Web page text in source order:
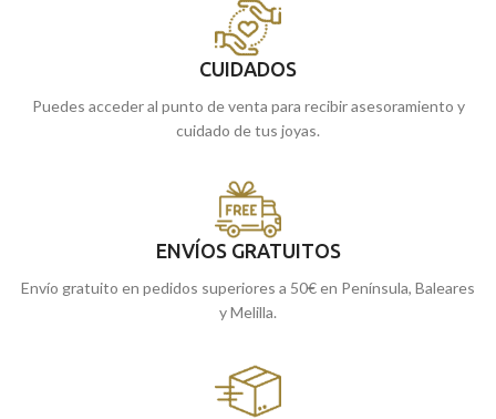
CUIDADOS
Puedes acceder al punto de venta para recibir asesoramiento y
cuidado de tus joyas.
ENVÍOS GRATUITOS
Envío gratuito en pedidos superiores a 50€ en Península, Baleares
y Melilla.